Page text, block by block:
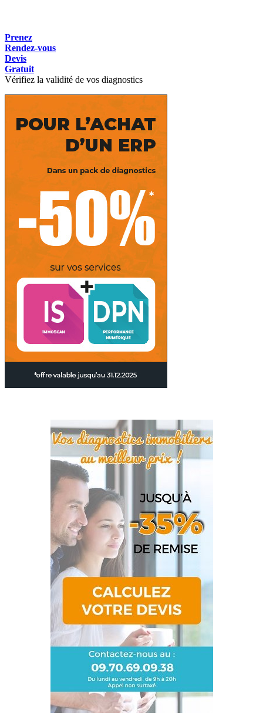
Prenez
Rendez-vous
Devis
Gratuit
Vérifiez la validité de vos diagnostics